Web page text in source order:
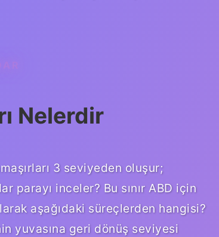
Nelerdir
3 seviyeden oluşur;
parayı inceler? Bu sınır ABD için
aşağıdaki süreçlerden hangisi?
yuvasına geri dönüş seviyesi